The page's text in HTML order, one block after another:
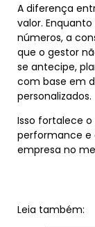
A diferença
valor.
números, a
que o gestor
se antecipe,
com base em
personalizados.
Isso fortalece
performance e
empresa no
Leia também: